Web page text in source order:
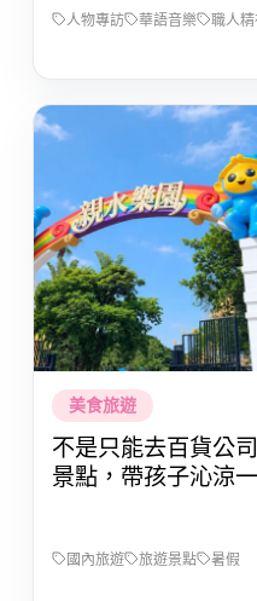
人物專訪 華語音樂 職人精
美食旅遊
不是只能去百貨公
景點，帶孩子沁涼
國內旅遊 旅遊景點 暑假